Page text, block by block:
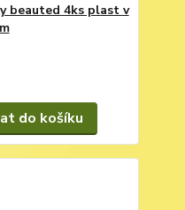
beauted 4ks plast v
do košíku